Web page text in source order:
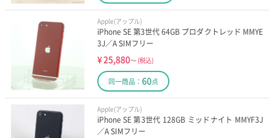
Apple(アップル)
iPhone SE 第3世代 64GB プロダクトレッド MMYE
3J／A SIMフリー
¥25,880～ (税込)
同一商品： 60点
Apple(アップル)
iPhone SE 第3世代 128GB ミッドナイト MMYF3J
／A SIMフリー